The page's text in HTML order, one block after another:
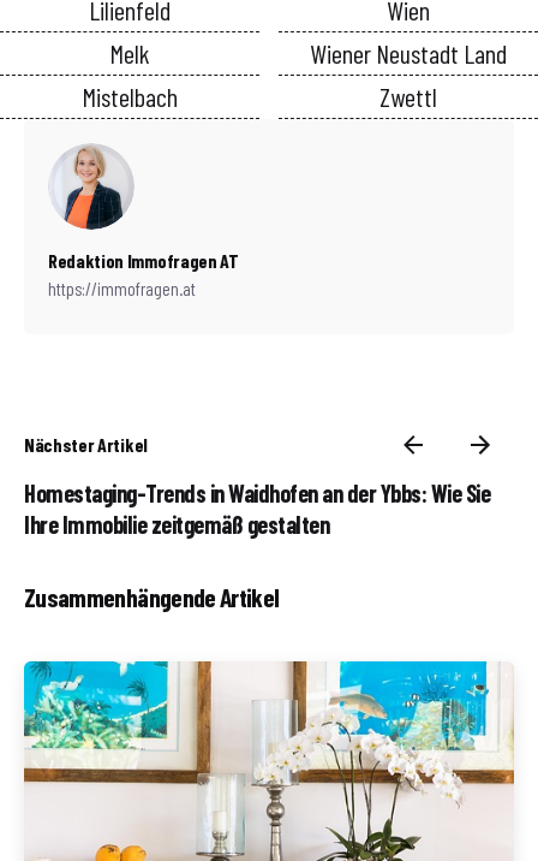
Lilienfeld
Melk
Mistelbach
Wien
Wiener Neustadt Land
Zwettl
Redaktion Immofragen AT
https://immofragen.at
Nächster Artikel
Homestaging-Trends in Waidhofen an der Ybbs: Wie Sie
Ihre Immobilie zeitgemäß gestalten
Zusammenhängende Artikel